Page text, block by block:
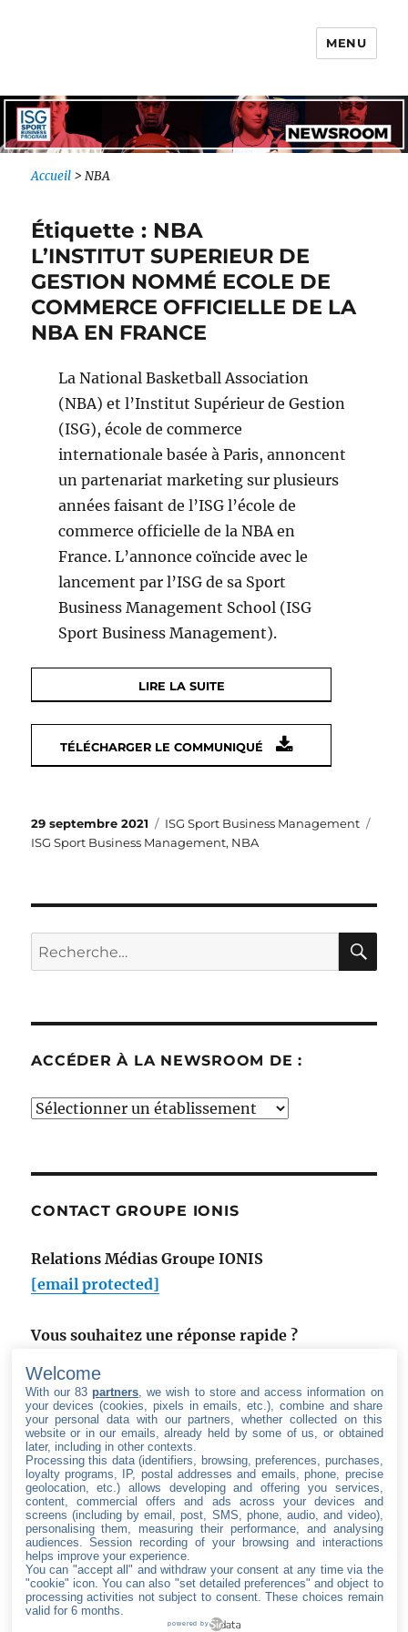
MENU
Accueil >NBA
Étiquette : NBA
L’INSTITUT SUPERIEUR DE
GESTION NOMMÉ ECOLE DE
COMMERCE OFFICIELLE DE LA
NBA EN FRANCE
La National Basketball Association
(NBA) et l’Institut Supérieur de Gestion
(ISG), école de commerce
internationale basée à Paris, annoncent
un partenariat marketing sur plusieurs
années faisant de l’ISG l’école de
commerce officielle de la NBA en
France. L’annonce coïncide avec le
lancement par l’ISG de sa Sport
Business Management School (ISG
Sport Business Management).
LIRE LA SUITE
TÉLÉCHARGER LE COMMUNIQUÉ
Publié
le
29 septembre 2021 Catégories
ISG Sport Business Management
ISG Sport Business Management, NBA
Recherche
pour :
ACCÉDER À LA NEWSROOM DE :
Accéder
de
CONTACT GROUPE IONIS
Relations Médias Groupe IONIS
[email protected]
Vous souhaitez une réponse rapide ?
SUIVEZ LE GROUPE IONIS
facebook
twitterlinkedinyoutube
Accueil
À propos du
Welcome
With our 83 partners , we wish to store and access information on
your devices (cookies, pixels in emails, etc.), combine and share
your personal data with our partners, whether collected on this
website or in our emails, already held by some of us, or obtained
later, including in other contexts.
Processing this data (identifiers, browsing, preferences, purchases,
loyalty programs, IP, postal addresses and emails, phone, precise
geolocation, etc.) allows developing and offering you services,
content, commercial offers and ads across your devices and
screens (including by email, post, SMS, phone, audio, and video),
personalising them, measuring their performance, and analysing
audiences. Session recording of your browsing and interactions
helps improve your experience.
You can "accept all" and withdraw your consent at any time via the
"cookie" icon. You can also "set detailed preferences" and object to
processing activities not subject to consent. These choices remain
valid for 6 months.
powered by